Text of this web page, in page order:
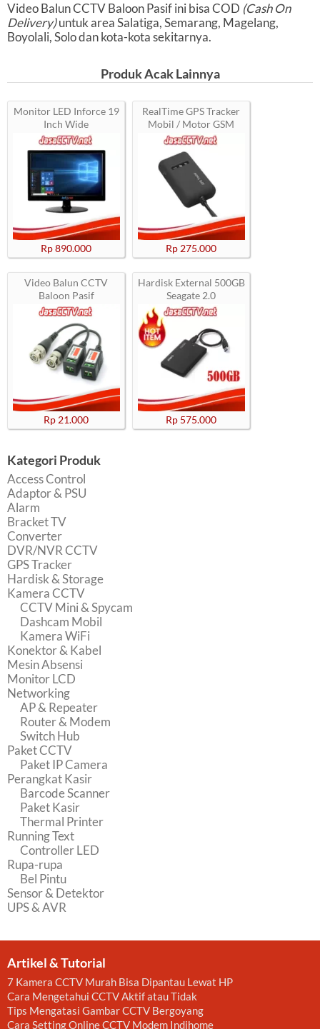
Video Balun CCTV Baloon Pasif ini bisa COD (Cash On
Delivery)untuk area Salatiga, Semarang, Magelang,
Boyolali, Solo dan kota-kota sekitarnya.
Produk Acak Lainnya
Monitor LED Inforce 19
Inch Wide
Rp 890.000
RealTime GPS Tracker
Mobil / Motor GSM
Rp 275.000
Video Balun CCTV
Baloon Pasif
Rp 21.000
Hardisk External 500GB
Seagate 2.0
Rp 575.000
Kategori Produk
Access Control
Adaptor & PSU
Alarm
Bracket TV
Converter
DVR/NVR CCTV
GPS Tracker
Hardisk & Storage
Kamera CCTV
CCTV Mini & Spycam
Dashcam Mobil
Kamera WiFi
Konektor & Kabel
Mesin Absensi
Monitor LCD
Networking
AP & Repeater
Router & Modem
Switch Hub
Paket CCTV
Paket IP Camera
Perangkat Kasir
Barcode Scanner
Paket Kasir
Thermal Printer
Running Text
Controller LED
Rupa-rupa
Bel Pintu
Sensor & Detektor
UPS & AVR
Artikel & Tutorial
7 Kamera CCTV Murah Bisa Dipantau Lewat HP
Cara Mengetahui CCTV Aktif atau Tidak
Tips Mengatasi Gambar CCTV Bergoyang
Cara Setting Online CCTV Modem Indihome